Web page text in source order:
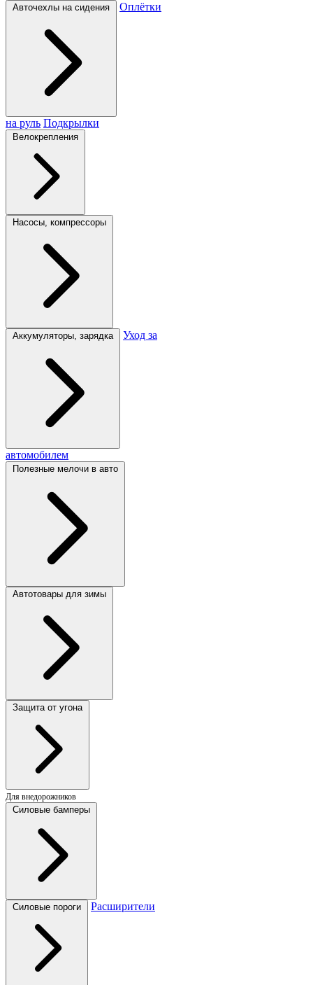
Авточехлы на сидения Оплётки
на руль Подкрылки
Велокрепления
Насосы, компрессоры
Аккумуляторы, зарядка Уход за
автомобилем
Полезные мелочи в авто
Автотовары для зимы
Защита от угона
Для внедорожников
Силовые бамперы
Силовые пороги Расширители